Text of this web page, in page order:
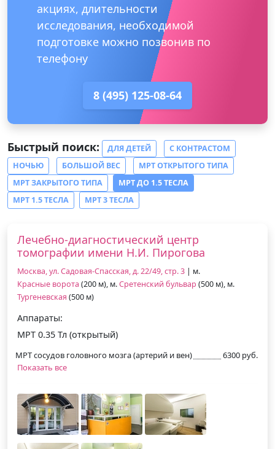
акциях, длительности
исследования, необходимой
подготовке можно позвонив по
телефону
8 (495) 125-08-64
Быстрый поиск: ДЛЯ ДЕТЕЙ
С КОНТРАСТОМ
НОЧЬЮ
БОЛЬШОЙ ВЕС
МРТ ОТКРЫТОГО ТИПА
МРТ ЗАКРЫТОГО ТИПА
МРТ ДО 1.5 ТЕСЛА
МРТ 1.5 ТЕСЛА
МРТ 3 ТЕСЛА
Лечебно-диагностический центр
томографии имени Н.И. Пирогова
Москва, ул. Садовая-Спасская, д. 22/49, стр. 3 | м.
Красные ворота (200 м), м.Сретенский бульвар (500 м), м.
Тургеневская (500 м)
Аппараты:
МРТ 0.35 Тл (открытый)
МРТ сосудов головного мозга (артерий и вен)
6300 руб.
Показать все